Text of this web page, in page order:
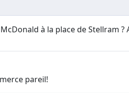
à la place de Stellram
pareil!